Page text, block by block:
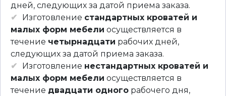
дней, следующих за датой приема заказа.
Изготовление стандартных кроватей и
малых форм мебели осуществляется в
течение четырнадцати рабочих дней,
следующих за датой приема заказа.
Изготовление нестандартных кроватей и
малых форм мебели осуществляется в
течение двадцати одного рабочего дня,